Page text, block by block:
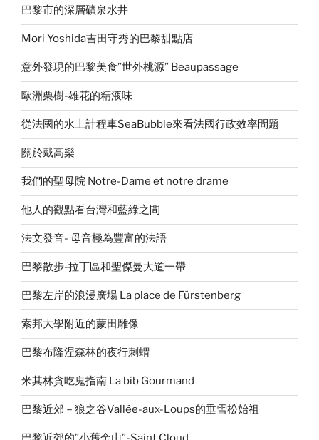
巴黎市的深層礦泉水井
Mori Yoshida吉田守秀的巴黎甜點店
意外發現的巴黎美食”世外桃源” Beaupassage
歐洲栗樹-雄花的精液味
從法國的水上計程車SeaBubble來看法國行政效率問題
關於戴高樂
我們的聖母院 Notre-Dame et notre drame
他人的觀點看台灣和藍綠之間
法文發音- 母音極為豐富的法語
巴黎散步-拉丁區和聖傑曼大道一帶
巴黎左岸的浪漫廣場 La place de Fürstenberg
索邦大學附近的蒙田雕像
巴黎布隆涅森林的夜行刺蝟
米其林貪吃鬼指南 La bib Gourmand
巴黎近郊－狼之谷Vallée-aux-Loups的垂雪松始祖